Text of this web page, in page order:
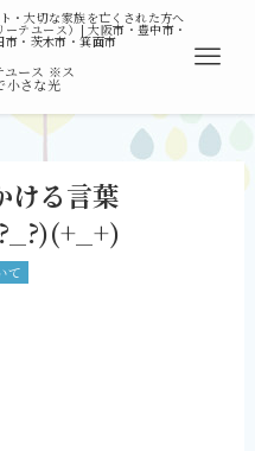
ける言葉
て